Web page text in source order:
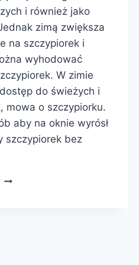
i również jako
zimą zwiększa
na szczypiorek i
wyhodować
W zimie
do świeżych i
mowa o szczypiorku.
aby na oknie wyrósł
szczypiorek bez
SZCZYPIOREK